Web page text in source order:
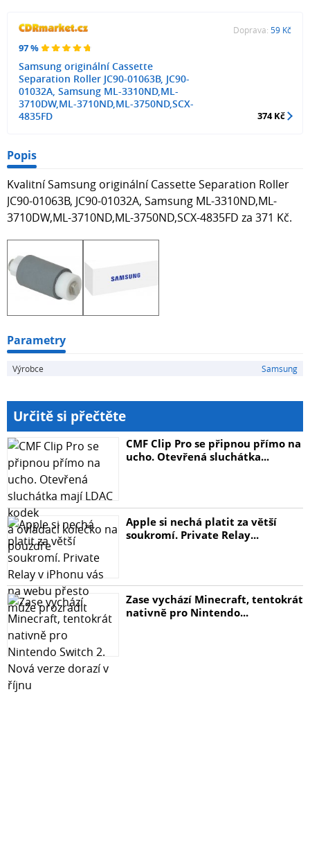
97 %
Samsung originální Cassette
Separation Roller JC90-01063B, JC90-
01032A, Samsung ML-3310ND,ML-
3710DW,ML-3710ND,ML-3750ND,SCX-
4835FD
Doprava: 59 Kč
374 Kč
Popis
Kvalitní Samsung originální Cassette Separation Roller
JC90-01063B, JC90-01032A, Samsung ML-3310ND,ML-
3710DW,ML-3710ND,ML-3750ND,SCX-4835FD za 371 Kč.
Parametry
Výrobce Samsung
Určitě si přečtěte
CMF Clip Pro se připnou přímo na
ucho. Otevřená sluchátka...
Apple si nechá platit za větší
soukromí. Private Relay...
Zase vychází Minecraft, tentokrát
nativně pro Nintendo...